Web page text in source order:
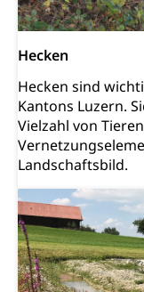
Hecken
Hecken sind
Kantons Luzern.
Vielzahl von
Landschaftsbild.
Nationalität,
Bürgerrechts,
Geburt
Geburtsurkunde,
Kinder und
Mündigkeit,
Pflege /
Hauspflege,